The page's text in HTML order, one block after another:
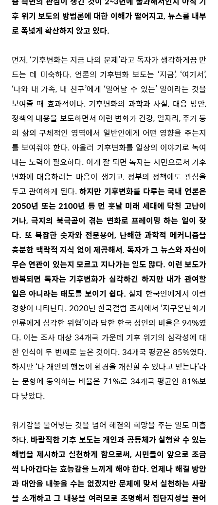
후 위기 보도의 방법론에 대한 이해가 떨어지고, 뉴스룸 내부
로 폭넓게 확산하지 않고 있다.
먼저, ‘기후변화는 지금 나의 문제’라고 독자가 생각하게끔 만
드는 데 미숙하다. 언론의 기후변화 보도는 ‘지금’, ‘여기서’,
‘나와 내 가족, 내 친구’에게 ‘일어날 수 있는’ 일이라는 것을
보여줄 때 효과적이다. 기후변화의 과학과 사실, 대응 방안,
정책의 내용을 보도하면서 이런 변화가 건강, 일자리, 주거 등
의 삶의 구체적인 영역에서 일반인에게 어떤 영향을 주는지
를 보여줘야 한다. 아울러 기후변화를 일상의 이야기로 녹여
내는 노력이 필요하다. 이게 잘 되면 독자는 시민으로서 기후
변화에 대응하려는 마음이 생기고, 정부의 정책에도 관심을
두고 관여하게 된다. 하지만 기후변화를 다루는 국내 언론은
2050년 또는 2100년 등 먼 훗날 미래 세대에 닥칠 고난이
거나, 극지의 북극곰이 겪는 변화로 프레이밍 하는 일이 잦
다. 또 복잡한 숫자와 전문용어, 난해한 과학적 메커니즘을
충분한 맥락적 지식 없이 제공해서, 독자가 그 뉴스와 자신이
무슨 연관이 있는지 모르고 지나가는 일도 많다. 이런 보도가
반복되면 독자는 기후변화가 심각하긴 하지만 내가 관여할
일은 아니라는 태도를 보이기 쉽다. 실제 한국인에게서 이런
경향이 나타난다. 2020년 한국갤럽 조사에서 ‘지구온난화가
인류에게 심각한 위협’이라 답한 한국 성인의 비율은 94%였
다. 이는 조사 대상 34개국 가운데 기후 위기의 심각성에 대
한 인식이 두 번째로 높은 것이다. 34개국 평균은 85%였다.
하지만 ‘나 개인의 행동이 환경을 개선할 수 있다고 믿는다’라
는 문항에 동의하는 비율은 71%로 34개국 평균인 81%보
다 낮았다.
위기감을 불어넣는 것을 넘어 해결의 희망을 주는 일도 미흡
하다. 바람직한 기후 보도는 개인과 공동체가 실행할 수 있는
해법을 제시하고 실천하게 함으로써, 시민들이 앞으로 조금
씩 나아간다는 효능감을 느끼게 해야 한다. 언제나 해결 방안
과 대안을 내놓을 수는 없겠지만 문제에 맞서 실천하는 사람
을 소개하고 그 내용을 여러모로 조명해서 집단지성을 끌어